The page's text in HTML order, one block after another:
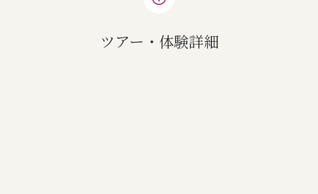
ツアー・体験詳細